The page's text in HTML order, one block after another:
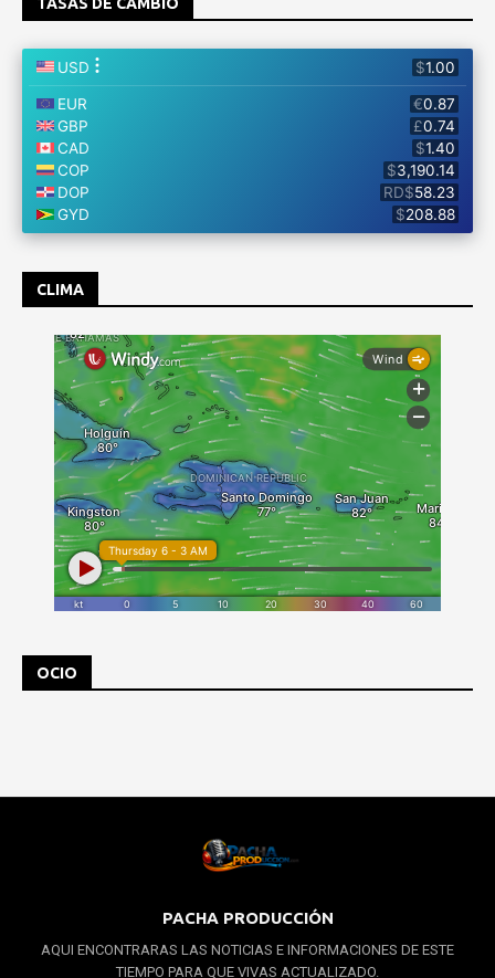
CLIMA
OCIO
PACHA PRODUCCIÓN
AQUI ENCONTRARAS LAS NOTICIAS E INFORMACIONES DE ESTE
TIEMPO PARA QUE VIVAS ACTUALIZADO.